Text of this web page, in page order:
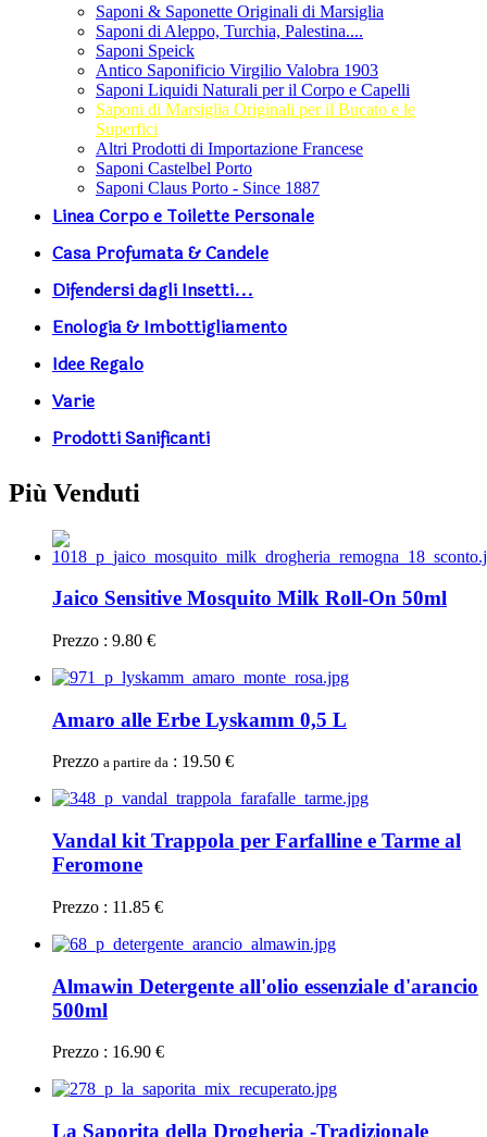
Saponi & Saponette Originali di Marsiglia
Saponi di Aleppo, Turchia, Palestina....
Saponi Speick
Antico Saponificio Virgilio Valobra 1903
Saponi Liquidi Naturali per il Corpo e Capelli
Saponi di Marsiglia Originali per il Bucato e le
Superfici
Altri Prodotti di Importazione Francese
Saponi Castelbel Porto
Saponi Claus Porto - Since 1887
Linea Corpo e Toilette Personale
Casa Profumata & Candele
Difendersi dagli Insetti...
Enologia & Imbottigliamento
Idee Regalo
Varie
Prodotti Sanificanti
Più Venduti
Jaico Sensitive Mosquito Milk Roll-On 50ml
Prezzo : 9.80 €
Amaro alle Erbe Lyskamm 0,5 L
Prezzo a partire da : 19.50 €
Vandal kit Trappola per Farfalline e Tarme al
Feromone
Prezzo : 11.85 €
Almawin Detergente all'olio essenziale d'arancio
500ml
Prezzo : 16.90 €
La Saporita della Drogheria -Tradizionale